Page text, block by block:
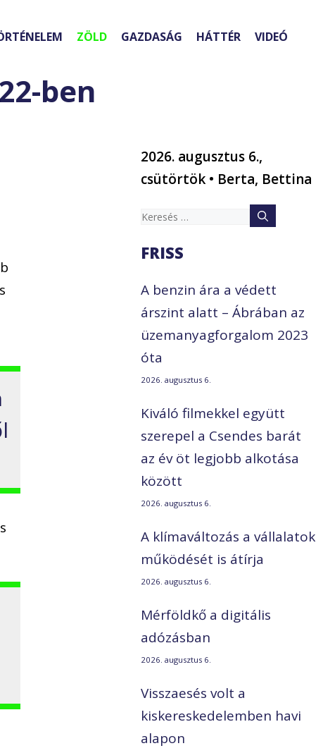
ZÖLD GAZDASÁG HÁTTÉR VIDEÓ
ben
2026. augusztus 6.,
csütörtök • Berta, Bettina
Keresés:
FRISS
A benzin ára a védett
árszint alatt – Ábrában az
üzemanyagforgalom 2023
óta
2026. augusztus 6.
Kiváló filmekkel együtt
szerepel a Csendes barát
az év öt legjobb alkotása
között
2026. augusztus 6.
A klímaváltozás a vállalatok
működését is átírja
2026. augusztus 6.
Mérföldkő a digitális
adózásban
2026. augusztus 6.
Visszaesés volt a
kiskereskedelemben havi
alapon